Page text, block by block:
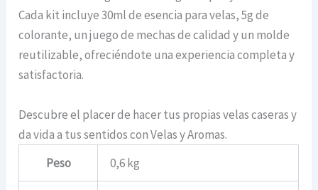
Cada kit incluye 30ml de esencia para velas, 5g de
colorante, un juego de mechas de calidad y un molde
reutilizable, ofreciéndote una experiencia completa y
satisfactoria.
Descubre el placer de hacer tus propias velas caseras y
da vida a tus sentidos con Velas y Aromas.
Peso
0,6 kg